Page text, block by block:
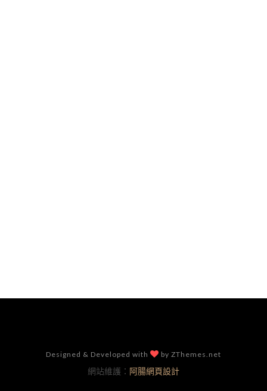
Designed & Developed with by ZThemes.net
網站維護： 阿腸網頁設計